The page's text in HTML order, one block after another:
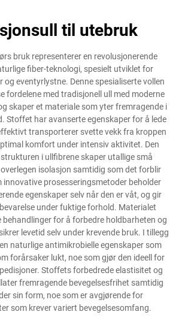
til utebruk
bruk representerer en revolusjonerende
fiber-teknologi, spesielt utviklet for
og eventyrlystne. Denne spesialiserte vollen
fordelene med tradisjonell ull med moderne
skaper et materiale som yter fremragende i
Stoffet har avanserte egenskaper for å lede
transporterer svette vekk fra kroppen
komfort under intensiv aktivitet. Den
i ullfibrene skaper utallige små
isolasjon samtidig som det forblir
innovative prosesseringsmetoder beholder
egenskaper selv når den er våt, og gir
under fuktige forhold. Materialet
behandlinger for å forbedre holdbarheten og
levetid selv under krevende bruk. I tillegg
naturlige antimikrobielle egenskaper som
forårsaker lukt, noe som gjør den ideell for
Stoffets forbedrede elastisitet og
fremragende bevegelsesfrihet samtidig
sin form, noe som er avgjørende for
som krever variert bevegelsesomfang.